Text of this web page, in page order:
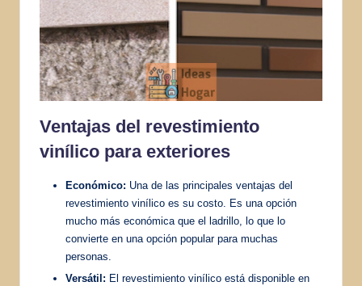
Ventajas del revestimiento
vinílico para exteriores
Económico: Una de las principales ventajas del
revestimiento vinílico es su costo. Es una opción
mucho más económica que el ladrillo, lo que lo
convierte en una opción popular para muchas
personas.
Versátil: El revestimiento vinílico está disponible en